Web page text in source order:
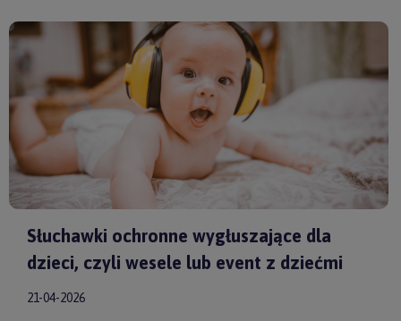
Słuchawki ochronne wygłuszające dla
dzieci, czyli wesele lub event z dziećmi
21-04-2026